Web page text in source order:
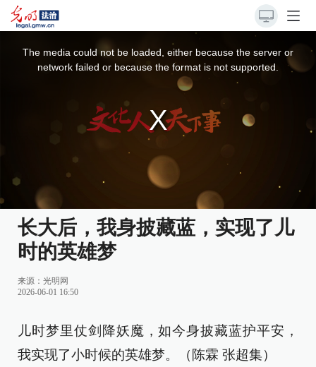
The media could not be loaded, either because the server or
network failed or because the format is not supported.
长大后，我身披藏蓝，实现了儿
时的英雄梦
来源： 光明网
2026-06-01 16:50
儿时梦里仗剑降妖魔，如今身披藏蓝护平安，
我实现了小时候的英雄梦。（陈霖 张超集）